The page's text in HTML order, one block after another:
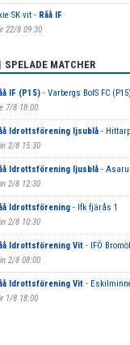
SK vit - Råå IF
22/8 09:30
SPELADE MATCHER
IF (P15)- Varbergs BoIS FC (P15)
7/8 18:00
Idrottsförening ljsublå-
2/8 15:30
Idrottsförening ljusblå-
2/8 12:30
Idrottsförening- Ifk fjärås 1
2/8 10:30
Idrottsförening Vit- IFÖ
2/8 08:00
Idrottsförening Vit-
1/8 18:00